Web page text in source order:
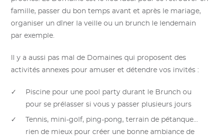
famille, passer du bon temps avant et après le mariage,
organiser un dîner la veille ou un brunch le lendemain
par exemple.
Il y a aussi pas mal de Domaines qui proposent des
activités annexes pour amuser et détendre vos invités :
Piscine pour une pool party durant le Brunch ou
pour se prélasser si vous y passer plusieurs jours
Tennis, mini-golf, ping-pong, terrain de pétanque…
rien de mieux pour créer une bonne ambiance de